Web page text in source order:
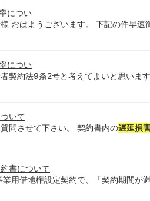
につい
おはようございます。 下記の件早速
につい
契約法9条2号と考えてよいと思いま
いて
問させて下さい。 契約書内の遅延損
書について
用借地権設定契約で、「契約期間が